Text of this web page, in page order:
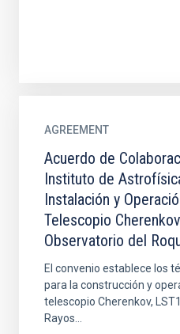
AGREEMENT
Acuerdo de
Instituto de
Instalación y
Telescopio
Observatorio del
El convenio establece los
para la construcción y
telescopio Cherenkov,
Rayos...